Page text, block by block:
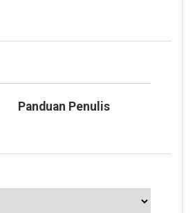
Panduan Penulis